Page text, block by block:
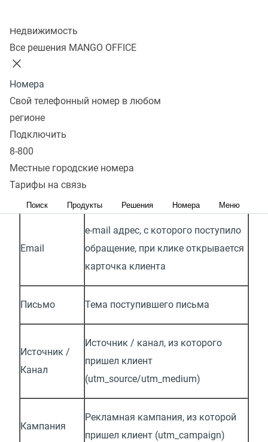
Недвижимость
Все решения MANGO OFFICE
Номера
Свой телефонный номер в любом
регионе
Подключить
8-800
Местные городские номера
Тарифы на связь
Поиск Продукты Решения Номера Меню
Параметры отчета
В отчетности Email трекинга доступны следующие
показатели:
Показатель
Дата
Дата получения сообщения в
Email
e-mail адрес, с которого поступило
обращение, при клике открывается
карточка клиента
Письмо Тема поступившего письма
Источник /
Канал
Источник / канал, из которого
пришел клиент
(utm_source/utm_medium)
Кампания
Рекламная кампания, из которой
пришел клиент (utm_campaign)